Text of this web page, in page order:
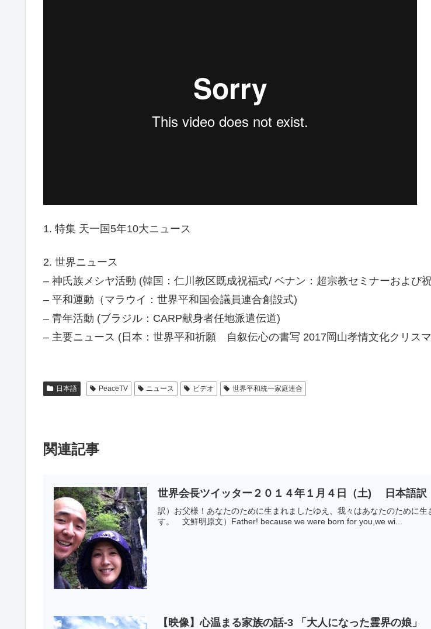
1. 特集 天一国5年10大ニュース
2. 世界ニュース
– 神氏族メシヤ活動 (韓国：仁川教区既成祝福式/ ベナン：超宗教セミナーおよび
– 平和運動（マラウイ：世界平和国会議員連合創設式)
– 青年活動 (ブラジル：CARP献身者任地派遣伝道)
– 主要ニュース (日本：世界平和祈願 自叙伝心の書写 2017岡山孝情文化クリス
日本語 PeaceTV ニュース ビデオ 世界平和統一家庭連合
関連記事
世界会長ツイッター２０１４年１月４日（土) 日本語訳
訳）お父様！あなたのために生まれましたゆえ、我々はあなたのために
す。 文鮮明原文）Father! because we were born for you,we wi...
【映像】心温まる家族の話-3 「大人になった霊界の娘」